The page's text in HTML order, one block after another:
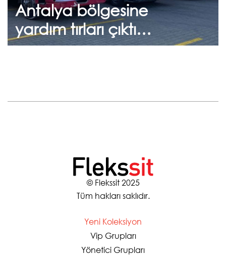
Antalya bölgesine
yardım tırları çıktı…
© Flekssit 2025
Tüm hakları saklıdır.
Yeni Koleksiyon
Vip Grupları
Yönetici Grupları